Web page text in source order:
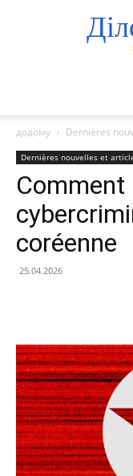
додому Dernières
Dernières nouvelles et
Comment
coréenne
25.04.2026